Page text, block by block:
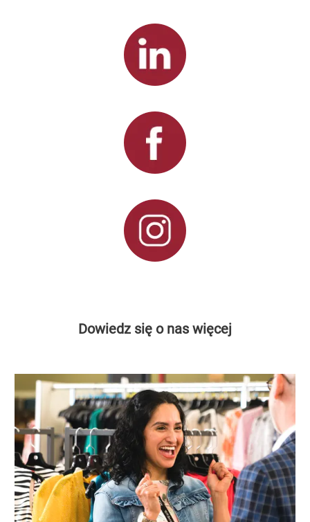
Dowiedz się o nas więcej